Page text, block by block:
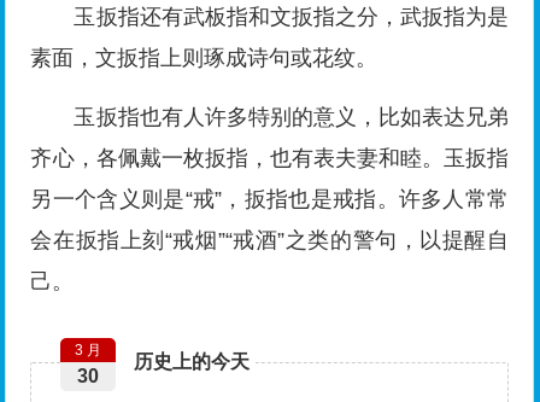
玉扳指还有武板指和文扳指之分，武扳指为是
素面，文扳指上则琢成诗句或花纹。
玉扳指也有人许多特别的意义，比如表达兄弟
齐心，各佩戴一枚扳指，也有表夫妻和睦。玉扳指
另一个含义则是“戒”，扳指也是戒指。许多人常常
会在扳指上刻“戒烟”“戒酒”之类的警句，以提醒自
己。
历史上的今天
3 月
30